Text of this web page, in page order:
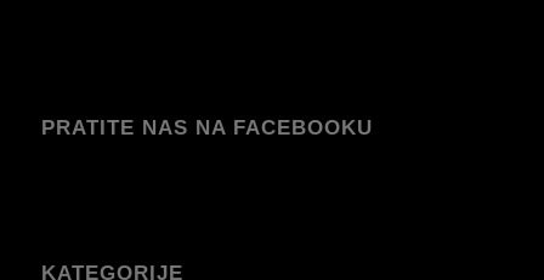
PRATITE NAS NA FACEBOOKU
KATEGORIJE